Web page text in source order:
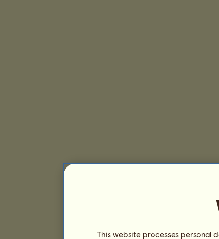
This website processes personal